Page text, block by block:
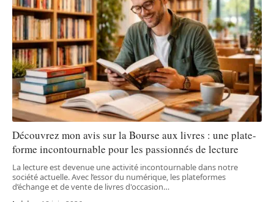
Découvrez mon avis sur la Bourse aux livres : une plate-
forme incontournable pour les passionnés de lecture
La lecture est devenue une activité incontournable dans notre
société actuelle. Avec l’essor du numérique, les plateformes
d’échange et de vente de livres d'occasion…